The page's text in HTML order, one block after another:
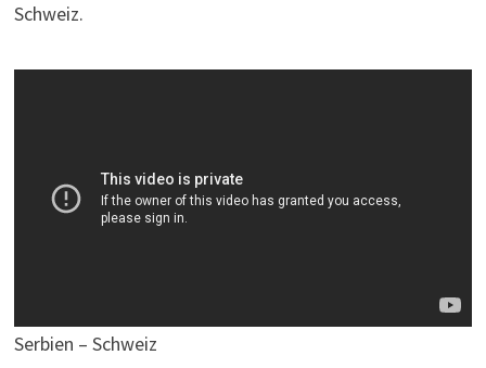
Schweiz.
Serbien – Schweiz